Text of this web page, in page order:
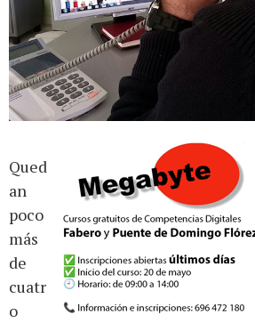
Qued
an
poco
más
de
cuatr
o